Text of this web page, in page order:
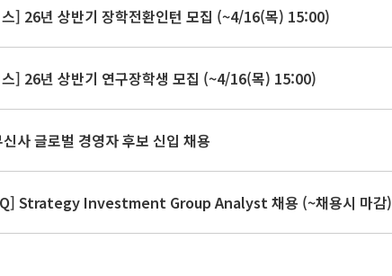
] 26년 상반기 장학전환인턴 모집 (~4/16(목) 15:00)
] 26년 상반기 연구장학생 모집 (~4/16(목) 15:00)
사 글로벌 경영자 후보 신입 채용
Strategy Investment Group Analyst 채용 (~채용시 마감)